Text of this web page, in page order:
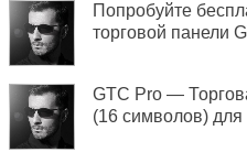
Попробуйте
торговой панели
GTC Pro —
(16 символов) для